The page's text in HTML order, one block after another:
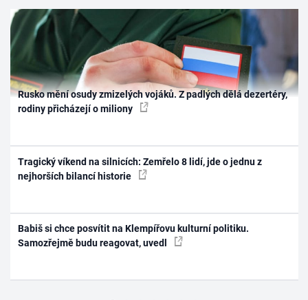
Rusko mění osudy zmizelých vojáků. Z padlých dělá dezertéry,
rodiny přicházejí o miliony
Tragický víkend na silnicích: Zemřelo 8 lidí, jde o jednu z
nejhorších bilancí historie
Babiš si chce posvítit na Klempířovu kulturní politiku.
Samozřejmě budu reagovat, uvedl